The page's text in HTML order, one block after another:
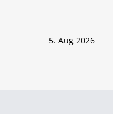
5. Aug 2026